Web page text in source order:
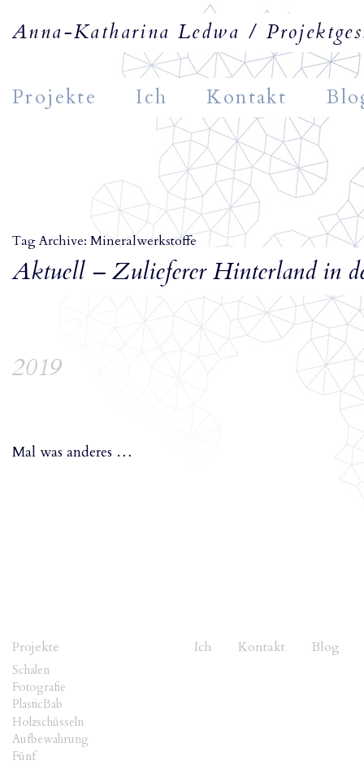
Anna-Katharina Ledwa /
Projekte Ich Kontakt
Tag Archive: Mineralwerkstoffe
Aktuell – Zulieferer Hinterland in
2019
Mal was anderes …
Projekte
Schalen
Fotografie
PlasticBab
Holzschüsseln
Aufbewahrung
Fünf
Ich Kontakt Blog